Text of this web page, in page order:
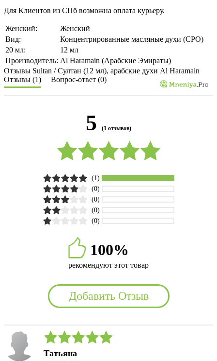
Для Клиентов из СПб возможна оплата курьеру.
Женский:
Женский
Вид:
Концентрированные масляные духи (CPO)
20 мл:
12 мл
Производитель: Al Haramain (Арабские Эмираты)
Отзывы Sultan / Султан (12 мл), арабские духи Al Haramain
Отзывы (1)
Вопрос-ответ (0)
5 (1 отзывов)
(1)
(0)
(0)
(0)
(0)
100%
рекомендуют этот товар
Добавить Отзыв
Татьяна